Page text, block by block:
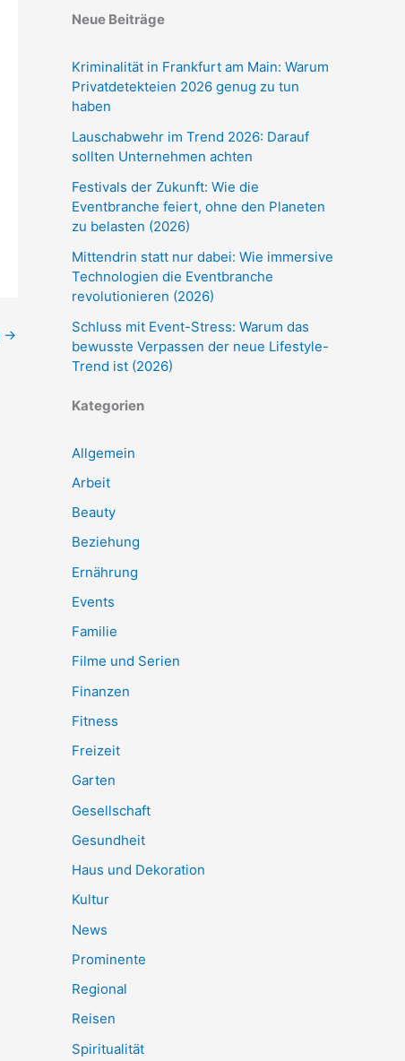
→
Neue Beiträge
Kriminalität in Frankfurt am Main: Warum
Privatdetekteien 2026 genug zu tun
haben
Lauschabwehr im Trend 2026: Darauf
sollten Unternehmen achten
Festivals der Zukunft: Wie die
Eventbranche feiert, ohne den Planeten
zu belasten (2026)
Mittendrin statt nur dabei: Wie immersive
Technologien die Eventbranche
revolutionieren (2026)
Schluss mit Event-Stress: Warum das
bewusste Verpassen der neue Lifestyle-
Trend ist (2026)
Kategorien
Allgemein
Arbeit
Beauty
Beziehung
Ernährung
Events
Familie
Filme und Serien
Finanzen
Fitness
Freizeit
Garten
Gesellschaft
Gesundheit
Haus und Dekoration
Kultur
News
Prominente
Regional
Reisen
Spiritualität